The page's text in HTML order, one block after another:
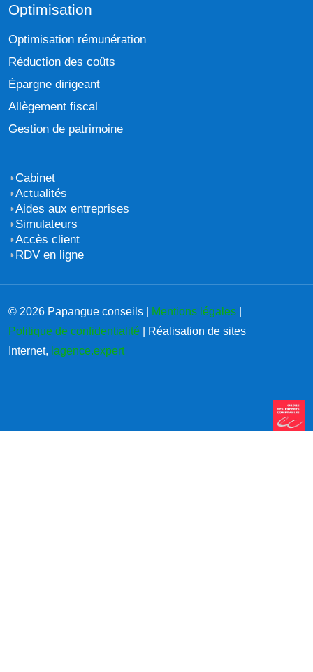
Optimisation
Optimisation rémunération
Réduction des coûts
Épargne dirigeant
Allègement fiscal
Gestion de patrimoine
Cabinet
Actualités
Aides aux entreprises
Simulateurs
Accès client
RDV en ligne
© 2026 Papangue conseils | Mentions légales
Politique de confidentialité | Réalisation de sites
Internet, lagence.expert